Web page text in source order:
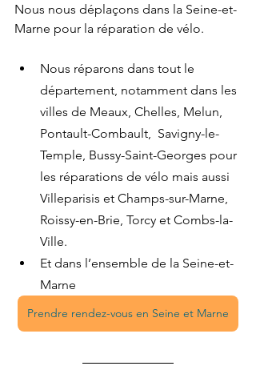
Nous nous déplaçons dans la Seine-et-
Marne pour la réparation de vélo.
Nous réparons dans tout le
département, notamment dans les
villes de Meaux, Chelles, Melun,
Pontault-Combault,  Savigny-le-
Temple, Bussy-Saint-Georges pour
les réparations de vélo mais aussi
Villeparisis et Champs-sur-Marne,
Roissy-en-Brie, Torcy et Combs-la-
Ville.
Et dans l’ensemble de la Seine-et-
Marne
Prendre rendez-vous en Seine et Marne